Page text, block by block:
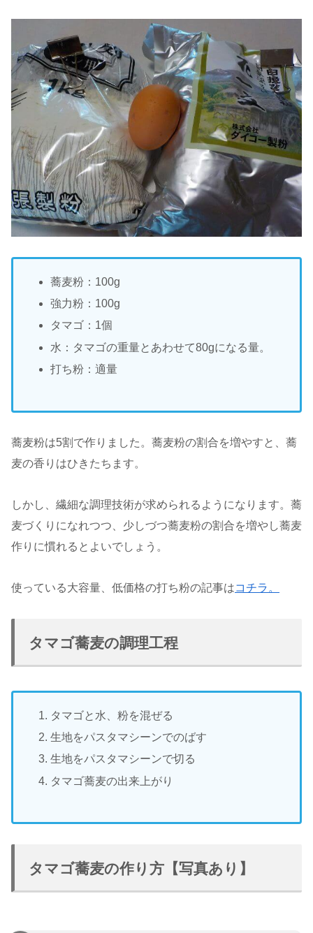
蕎麦粉：100g
強力粉：100g
タマゴ：1個
水：タマゴの重量とあわせて80gになる量。
打ち粉：適量
蕎麦粉は5割で作りました。蕎麦粉の割合を増やすと、蕎
麦の香りはひきたちます。
しかし、繊細な調理技術が求められるようになります。蕎
麦づくりになれつつ、少しづつ蕎麦粉の割合を増やし蕎麦
作りに慣れるとよいでしょう。
使っている大容量、低価格の打ち粉の記事はコチラ。
タマゴ蕎麦の調理工程
タマゴと水、粉を混ぜる
生地をパスタマシーンでのばす
生地をパスタマシーンで切る
タマゴ蕎麦の出来上がり
タマゴ蕎麦の作り方【写真あり】